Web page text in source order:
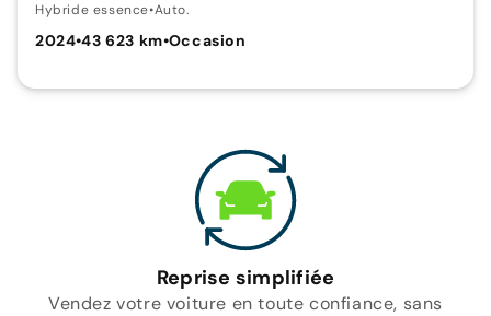
Hybride essence•Auto.
2024•43 623 km•Occasion
Reprise simplifiée
Vendez votre voiture en toute confiance, sans